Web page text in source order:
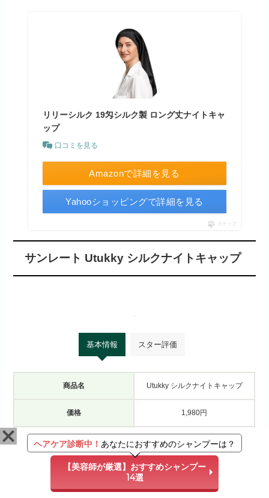
リリーシルク 19匁シルク製 ロング丈ナイトキャ
ップ
口コミを見る
Amazonで詳細を見る
Yahooショッピングで詳細を見る
ポチップ
サンレート Utukky シルクナイトキャップ
基本情報 スター評価
商品名 Utukky シルクナイトキャップ
価格 1,980円
素材 シルク
※上記金額はすべて税込み
パサつきや枝毛が気になる髪の毛を就寝時に付ける
ヘアケア診断中！ あなたにおすすめのシャンプーは？
【美容師が厳選】おすすめシャンプー
14選